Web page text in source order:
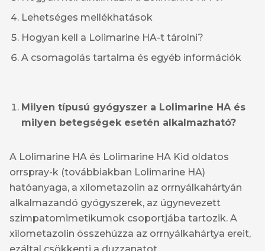
Lehetséges mellékhatások
Hogyan kell a Lolimarine HA-t tárolni?
A csomagolás tartalma és egyéb információk
Milyen típusú gyógyszer a Lolimarine HA és
milyen betegségek esetén alkalmazható?
A Lolimarine HA és Lolimarine HA Kid oldatos
orrspray-k (továbbiakban Lolimarine HA)
hatóanyaga, a xilometazolin az orrnyálkahártyán
alkalmazandó gyógyszerek, az úgynevezett
szimpatomimetikumok csoportjába tartozik. A
xilometazolin összehúzza az orrnyálkahártya ereit,